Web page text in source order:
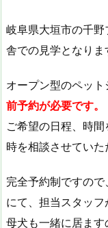
岐阜県大垣市の千野
舎での見学となりま
オープン型のペット
前予約が必要です。
ご希望の日程、時
時を相談させていた
完全予約制ですの
にて、担当スタッフ
母犬も一緒に居ま